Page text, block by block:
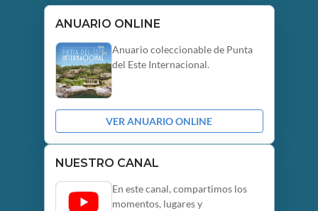
ANUARIO ONLINE
Anuario coleccionable de Punta
del Este Internacional.
VER ANUARIO ONLINE
NUESTRO CANAL
En este canal, compartimos los
momentos, lugares y